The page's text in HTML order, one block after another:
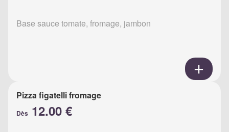
Base sauce tomate, fromage, jambon
Pizza figatelli fromage
Dès 12.00 €